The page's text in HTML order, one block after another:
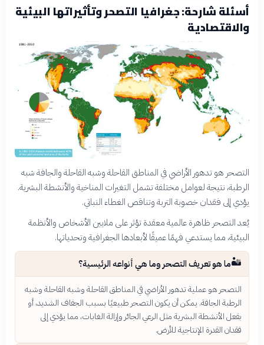
أسئلة شارحة: جغرافيا التصحر وتأثيراتها البيئية
والاقتصادية
التصحر هو تدهور الأراضي في المناطق القاحلة وشبه القاحلة والجافة شبه
الرطبة، نتيجة لعوامل مختلفة تشمل التغيرات المناخية والأنشطة البشرية.
يؤدي إلى فقدان خصوبة التربة وتناقص الغطاء النباتي.
يُعد التصحر ظاهرة عالمية معقدة تؤثر على ملايين الأشخاص والأنظمة
البيئية، مما يستدعي فهمًا عميقًا لأبعادها الجغرافية وتحدياتها.
🏜️ما هو تعريف التصحر وما هي أنواعه الرئيسية؟
التصحر هو عملية تدهور الأراضي في المناطق القاحلة وشبه القاحلة وشبه
الرطبة الجافة. يمكن أن يكون التصحر طبيعيًا بسبب الجفاف الشديد، أو
بفعل الأنشطة البشرية مثل الرعي الجائر وإزالة الغابات، مما يؤدي إلى
فقدان القدرة الإنتاجية للأرض.